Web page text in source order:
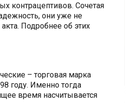
контрацептивов. Сочетая
они уже не
Подробнее об этих
– торговая марка
году. Именно тогда
время насчитывается